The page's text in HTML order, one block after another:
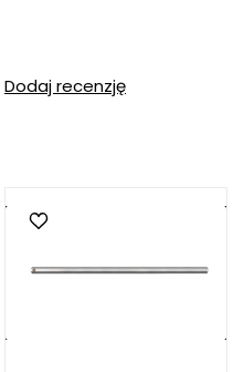
Dodaj recenzję